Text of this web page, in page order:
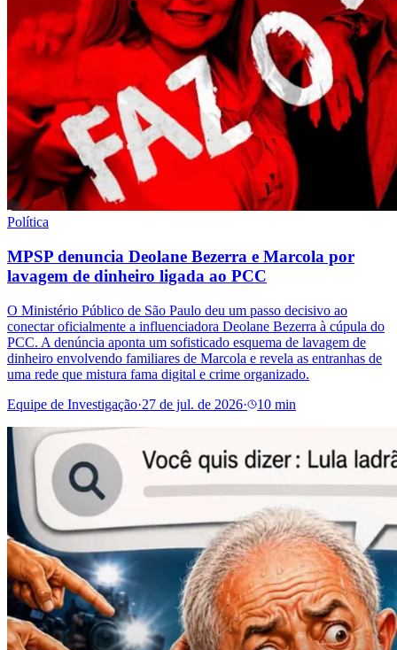
Política
MPSP denuncia Deolane Bezerra e Marcola por
lavagem de dinheiro ligada ao PCC
O Ministério Público de São Paulo deu um passo decisivo ao
conectar oficialmente a influenciadora Deolane Bezerra à cúpula do
PCC. A denúncia aponta um sofisticado esquema de lavagem de
dinheiro envolvendo familiares de Marcola e revela as entranhas de
uma rede que mistura fama digital e crime organizado.
Equipe de Investigação·27 de jul. de 2026· 10 min